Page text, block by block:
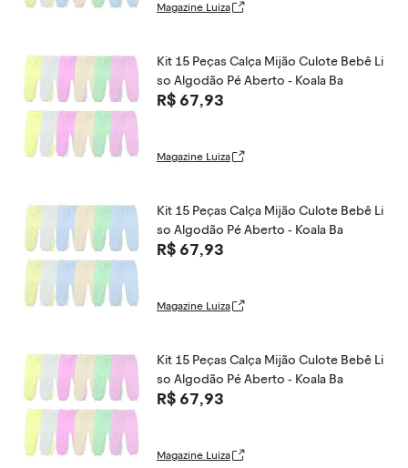
Magazine Luiza
Kit 15 Peças Calça Mijão Culote Bebê Li
so Algodão Pé Aberto - Koala Ba
R$ 67,93
Magazine Luiza
Kit 15 Peças Calça Mijão Culote Bebê Li
so Algodão Pé Aberto - Koala Ba
R$ 67,93
Magazine Luiza
Kit 15 Peças Calça Mijão Culote Bebê Li
so Algodão Pé Aberto - Koala Ba
R$ 67,93
Magazine Luiza